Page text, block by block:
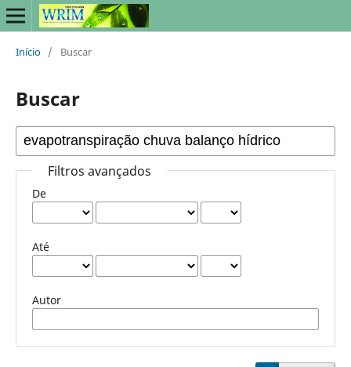
Início / Buscar
Buscar
Filtros avançados
De
Até
Autor